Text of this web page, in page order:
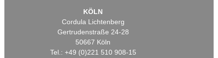
KÖLN
Cordula Lichtenberg
Gertrudenstraße 24-28
50667 Köln
Tel.: +49 (0)221 510 908-15